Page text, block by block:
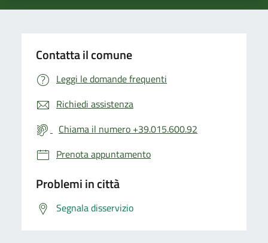
Contatta il comune
Leggi le domande frequenti
Richiedi assistenza
Chiama il numero +39.015.600.92
Prenota appuntamento
Problemi in città
Segnala disservizio